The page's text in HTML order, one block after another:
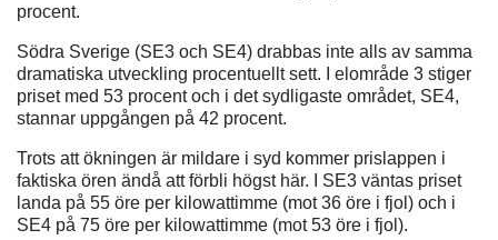
procent.
Södra Sverige (SE3 och SE4) drabbas inte alls av samma
dramatiska utveckling procentuellt sett. I elområde 3 stiger
priset med 53 procent och i det sydligaste området, SE4,
stannar uppgången på 42 procent.
Trots att ökningen är mildare i syd kommer prislappen i
faktiska ören ändå att förbli högst här. I SE3 väntas priset
landa på 55 öre per kilowattimme (mot 36 öre i fjol) och i
SE4 på 75 öre per kilowattimme (mot 53 öre i fjol).